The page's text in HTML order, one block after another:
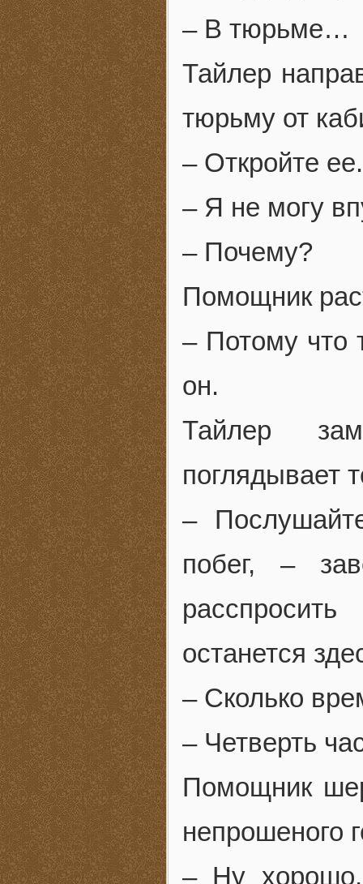
– В тюрьме…
Тайлер
тюрьму от
– Откройте ее.
– Я не могу
– Почему?
Помощник
– Потому что
он.
Тайлер
поглядывает
–
побег, –
останется
– Сколько
– Четверть
Помощник
непрошеного
– Ну